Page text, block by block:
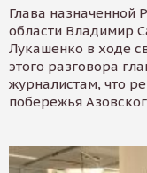
Глава назначенной
области Владимир
Лукашенко в ходе
этого разговора
журналистам, что
побережья